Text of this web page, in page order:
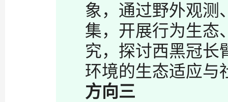
象，通过野外观测
集，开展行为生态
究，探讨西黑冠长
环境的生态适应与
方向三